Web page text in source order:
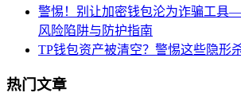
警惕！别让加密钱包沦为诈骗工具
风险陷阱与防护指南
TP钱包资产被清空？警惕这些隐形
热门文章